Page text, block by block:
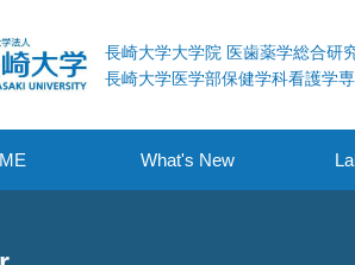
長崎大学大学院 医歯薬学総合研
長崎大学医学部保健学科看護学
What's New